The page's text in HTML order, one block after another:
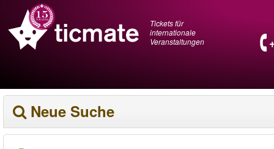
Tickets für
internationale
Veranstaltungen
Neue Suche